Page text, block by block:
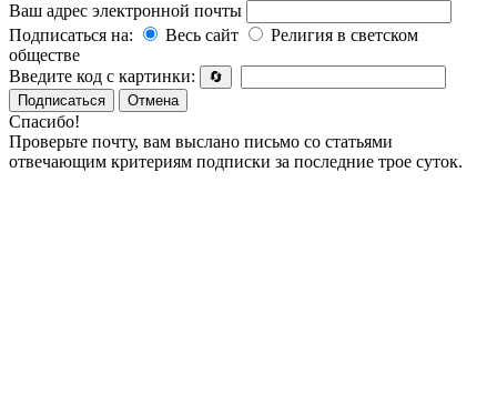
Ваш адрес электронной почты
Подписаться на:
Весь сайт
Религия в светском
обществе
Введите код с картинки:
🔄
Подписаться
Отмена
Спасибо!
Проверьте почту, вам выслано письмо со статьями
отвечающим критериям подписки за последние трое суток.